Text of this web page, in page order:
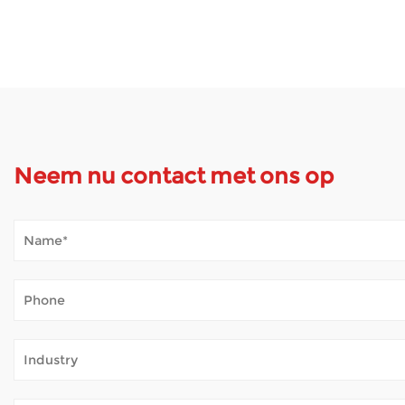
Neem nu contact met ons op
Hoe gaat een scootmobiel om met buitenweer?
gewoon frisse lucht te halen – zonder voortdurende